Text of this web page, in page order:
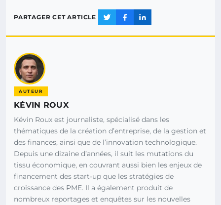
PARTAGER CET ARTICLE
AUTEUR
KÉVIN ROUX
Kévin Roux est journaliste, spécialisé dans les
thématiques de la création d’entreprise, de la gestion et
des finances, ainsi que de l’innovation technologique.
Depuis une dizaine d’années, il suit les mutations du
tissu économique, en couvrant aussi bien les enjeux de
financement des start-up que les stratégies de
croissance des PME. Il a également produit de
nombreux reportages et enquêtes sur les nouvelles